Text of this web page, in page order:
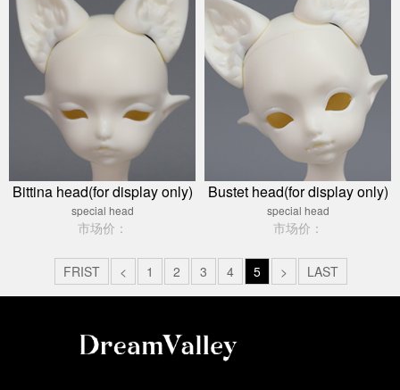
Bittina head(for display only)
special head
市场价：
Bustet head(for display only)
special head
市场价：
FRIST < 1 2 3 4 5 > LAST